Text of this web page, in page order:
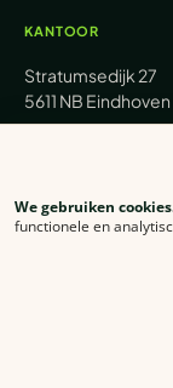
KANTOOR
Stratumsedijk 27
5611 NB Eindhoven
We gebruiken
functionele en